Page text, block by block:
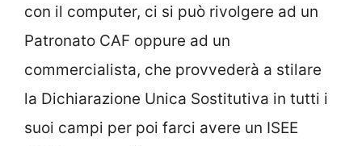
con il computer, ci si può rivolgere ad un
Patronato CAF oppure ad un
commercialista, che provvederà a stilare
la Dichiarazione Unica Sostitutiva in tutti i
suoi campi per poi farci avere un ISEE